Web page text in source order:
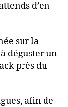
d’en
sur la
déguster un
près du
afin de